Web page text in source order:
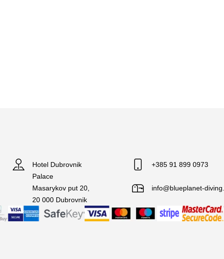
Hotel Dubrovnik
Palace
Masarykov put 20,
20 000 Dubrovnik
+385 91 899 0973
info@blueplanet-